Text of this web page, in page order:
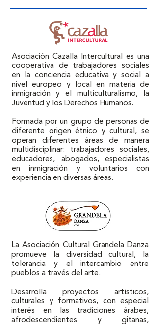
Asociación Cazalla Intercultural es una
cooperativa de trabajadores sociales
en la conciencia educativa y social a
nivel europeo y local en materia de
inmigración y el multiculturalismo, la
Juventud y los Derechos Humanos.
Formada por un grupo de personas de
diferente origen étnico y cultural, se
operan diferentes áreas de manera
multidisciplinar: trabajadores sociales,
educadores, abogados, especialistas
en inmigración y voluntarios con
experiencia en diversas áreas.
La Asociación Cultural Grandela Danza
promueve la diversidad cultural, la
tolerancia y el intercambio entre
pueblos a través del arte.
Desarrolla proyectos artísticos,
culturales y formativos, con especial
interés en las tradiciones árabes,
afrodescendientes y gitanas,